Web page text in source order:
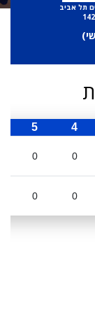
תל אביב
)
4
5
0
0
0
0